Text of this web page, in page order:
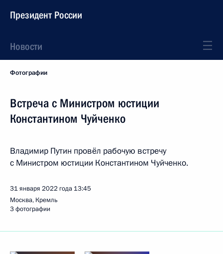
Президент России
Новости
Фотографии
Встреча с Министром юстиции
Константином Чуйченко
Владимир Путин провёл рабочую встречу
с Министром юстиции Константином Чуйченко.
31 января 2022 года 13:45
Москва, Кремль
3 фотографии